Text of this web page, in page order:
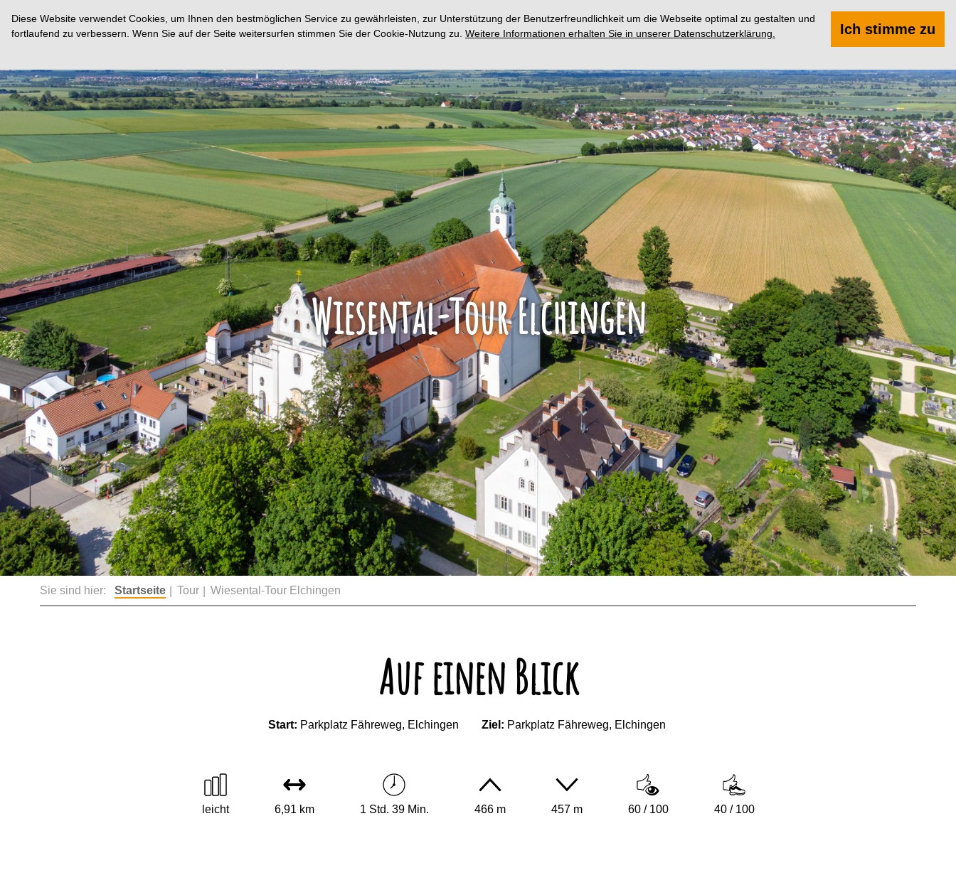
Diese Website verwendet Cookies, um Ihnen den bestmöglichen Service zu gewährleisten, zur Unterstützung der Benutzerfreundlichkeit um die Webseite optimal zu gestalten und
fortlaufend zu verbessern. Wenn Sie auf der Seite weitersurfen stimmen Sie der Cookie-Nutzung zu. Weitere Informationen erhalten Sie in unserer Datenschutzerklärung. Ich stimme zu
Suchen
Wiesental-Tour Elchingen
Sie sind hier: Startseite Tour Wiesental-Tour Elchingen
Auf einen Blick
Start: Parkplatz Fähreweg, Elchingen Ziel: Parkplatz Fähreweg, Elchingen
leicht 6,91 km 1 Std. 39 Min. 466 m 457 m 60 / 100 40 / 100